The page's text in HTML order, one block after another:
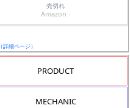
売切れ
Amazon -
（詳細ページ）
PRODUCT
MECHANIC